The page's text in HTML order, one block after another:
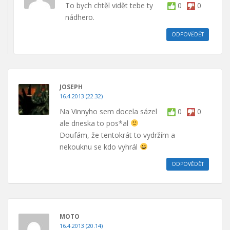
0 0
To bych chtěl vidět tebe ty
nádhero.
ODPOVĚDĚT
JOSEPH
16.4.2013 (22.32)
0 0
Na Vinnyho sem docela sázel
ale dneska to pos*al
Doufám, že tentokrát to vydržím a
nekouknu se kdo vyhrál
ODPOVĚDĚT
MOTO
16.4.2013 (20.14)